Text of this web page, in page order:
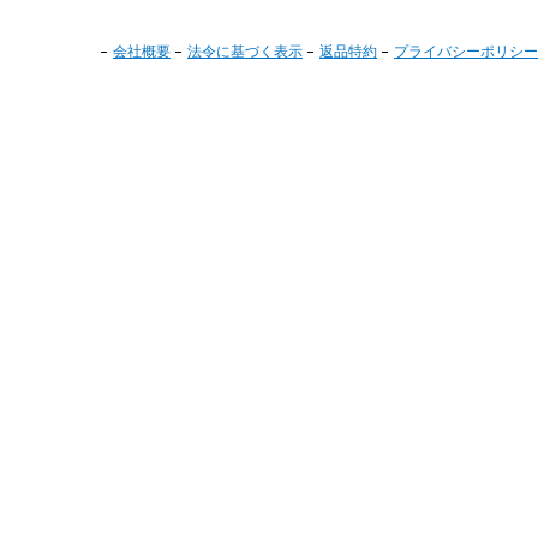
会社概要 法令に基づく表示 返品特約 プライバシーポリシー